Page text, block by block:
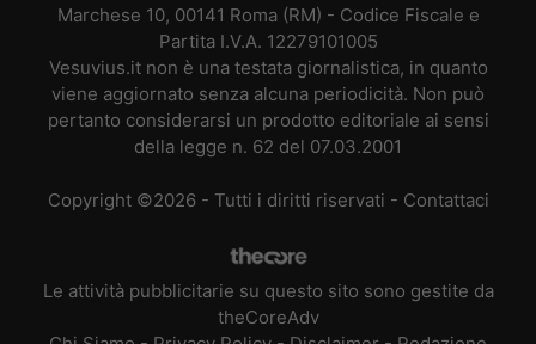
Marchese 10, 00141 Roma (RM) - Codice Fiscale e
Partita I.V.A. 12279101005
Vesuvius.it non è una testata giornalistica, in quanto
viene aggiornato senza alcuna periodicità. Non può
pertanto considerarsi un prodotto editoriale ai sensi
della legge n. 62 del 07.03.2001
Copyright ©2026 - Tutti i diritti riservati - Contattaci
Le attività pubblicitarie su questo sito sono gestite da
theCoreAdv